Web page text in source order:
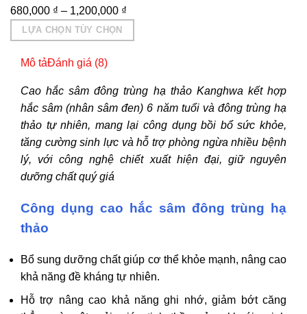
680,000 ₫ – 1,200,000 ₫
LỰA CHỌN TÙY CHỌN
phẩm
nhiều
biến
thể.
Các
chọn
được
chọn
trang
Mô tảĐánh giá (8)
Cao hắc sâm đông trùng hạ thảo Kanghwa kết hợp
hắc sâm (nhân sâm đen) 6 năm tuổi và đông trùng hạ
thảo tự nhiên, mang lại công dụng bồi bổ sức khỏe,
tăng cường sinh lực và hỗ trợ phòng ngừa nhiều bệnh
lý, với công nghệ chiết xuất hiện đại, giữ nguyên
dưỡng chất quý giá
Công dụng cao hắc sâm đông trùng hạ
thảo
Bổ sung dưỡng chất giúp cơ thể khỏe mạnh, nâng cao
khả năng đề kháng tự nhiên.
Hỗ trợ nâng cao khả năng ghi nhớ, giảm bớt căng